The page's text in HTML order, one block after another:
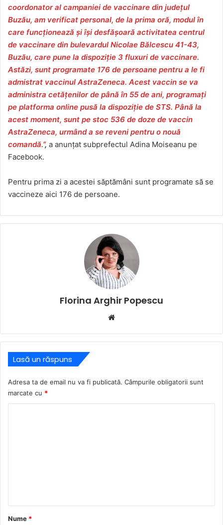
coordonator al campaniei de vaccinare din județul
Buzău, am verificat personal, de la prima oră, modul în
care funcționează și își desfășoară activitatea centrul
de vaccinare din bulevardul Nicolae Bălcescu 41-43,
Buzău, care pune la dispoziție 3 fluxuri de vaccinare.
Astăzi, sunt programate 176 de persoane pentru a le fi
admistrat vaccinul AstraZeneca. Acest vaccin se va
administra cetățenilor de până în 55 de ani, programați
pe platforma online pusă la dispoziție de STS. Până la
acest moment, sunt pe stoc 536 de doze de vaccin
AstraZeneca, urmând a se reveni pentru o nouă
comandă.”, a anunțat subprefectul Adina Moiseanu pe
Facebook.
Pentru prima zi a acestei săptămâni sunt programate să se
vaccineze aici 176 de persoane.
Florina Arghir Popescu
Lasă un răspuns
Adresa ta de email nu va fi publicată. Câmpurile obligatorii sunt
marcate cu *
rNume *